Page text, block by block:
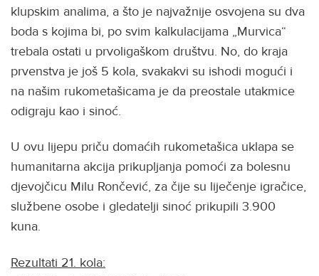
klupskim analima, a što je najvažnije osvojena su dva
boda s kojima bi, po svim kalkulacijama „Murvica“
trebala ostati u prvoligaškom društvu. No, do kraja
prvenstva je još 5 kola, svakakvi su ishodi mogući i
na našim rukometašicama je da preostale utakmice
odigraju kao i sinoć.
U ovu lijepu priču domaćih rukometašica uklapa se
humanitarna akcija prikupljanja pomoći za bolesnu
djevojčicu Milu Rončević, za čije su liječenje igračice,
službene osobe i gledatelji sinoć prikupili 3.900
kuna.
Rezultati 21. kola: